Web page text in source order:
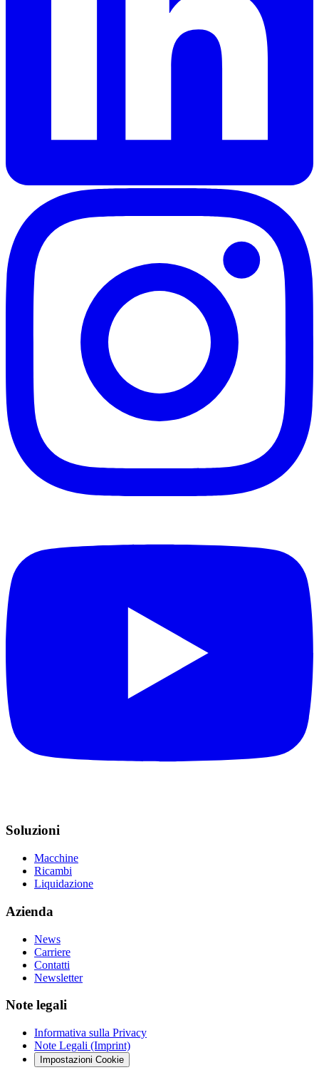
Soluzioni
Macchine
Ricambi
Liquidazione
Azienda
News
Carriere
Contatti
Newsletter
Note legali
Informativa sulla Privacy
Note Legali (Imprint)
Impostazioni Cookie